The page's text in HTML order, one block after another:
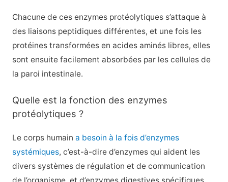
Chacune de ces enzymes protéolytiques s’attaque à
des liaisons peptidiques différentes, et une fois les
protéines transformées en acides aminés libres, elles
sont ensuite facilement absorbées par les cellules de
la paroi intestinale.
Quelle est la fonction des enzymes
protéolytiques ?
Le corps humain a besoin à la fois d’enzymes
systémiques, c’est-à-dire d’enzymes qui aident les
divers systèmes de régulation et de communication